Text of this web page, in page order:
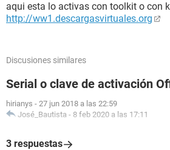
aqui esta lo activas con toolkit o con
http://ww1.descargasvirtuales.org
Discusiones similares
Serial o clave de activación
hirianys - 27 jun 2018 a las 22:59
José_Bautista - 8 feb 2020 a las 17:11
3 respuestas